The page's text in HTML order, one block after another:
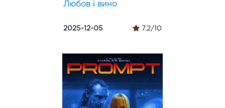
Любов і вино
2025-12-05 7.2/10